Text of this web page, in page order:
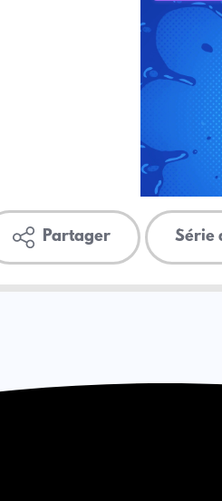
Partager Série